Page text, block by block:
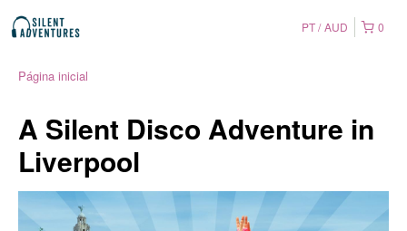
0
PT AUD
Página inicial
A Silent Disco Adventure in
Liverpool